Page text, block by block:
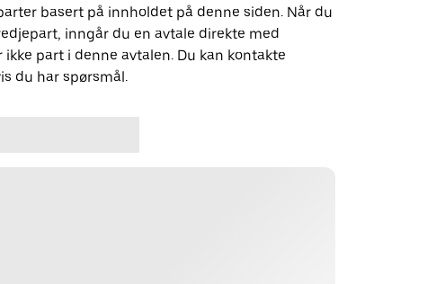
basert på innholdet på denne siden. Når du
inngår du en avtale direkte med
ikke part i denne avtalen. Du kan kontakte
du har spørsmål.